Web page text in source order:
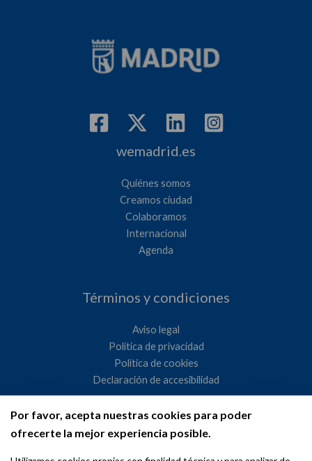
Por favor, acepta nuestras cookies para poder
ofrecerte la mejor experiencia posible.
wemadrid.es
Quiénes somos
Creamos ciudad
Colaboramos
Internacional
Agenda
Términos y condiciones
Aviso legal
Política de privacidad
Política de cookies
Declaración de accesibilidad
Ayuntamiento de Madrid